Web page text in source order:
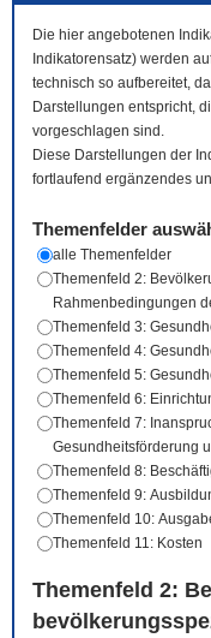
Die hier angebotenen
Indikatorensatz) werden
technisch so aufbereitet,
Darstellungen entspricht,
vorgeschlagen sind.
Diese Darstellungen der
fortlaufend ergänzendes
Themenfelder
alle Themenfelder
Themenfeld 2:
Rahmenbedingungen
Themenfeld 3:
Themenfeld 4:
Themenfeld 5:
Themenfeld 6:
Themenfeld 7:
Gesundheitsförderung
Themenfeld 8:
Themenfeld 9:
Themenfeld 10:
Themenfeld 11: Kosten
Themenfeld 2: